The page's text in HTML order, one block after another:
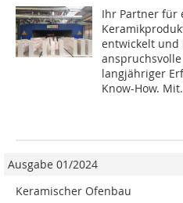
Ihr Partner für
entwickelt und
langjähriger
Know-How.
Ausgabe 01/2024
Keramischer Ofenbau